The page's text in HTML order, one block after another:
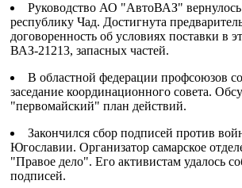
Руководство АО "АвтоВАЗ" вернулось
республику Чад. Достигнута
договоренность об условиях поставки в
ВАЗ-21213, запасных частей.
В областной федерации профсоюзов
заседание координационного совета.
"первомайский" план действий.
Закончился сбор подписей против
Югославии. Организатор самарское
"Правое дело". Его активистам удалось
подписей.